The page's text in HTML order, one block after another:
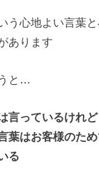
う心地よい言葉
あります
と…
言っているけれど
葉はお客様のため
る